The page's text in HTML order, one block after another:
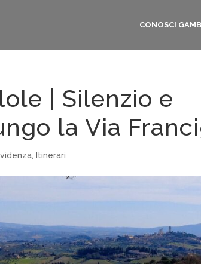
CONOSCI
| Silenzio e
la Via
Itinerari